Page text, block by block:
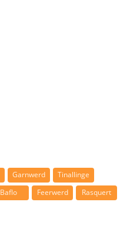
Garnwerd
Tinallinge
Baflo Feerwerd Rasquert